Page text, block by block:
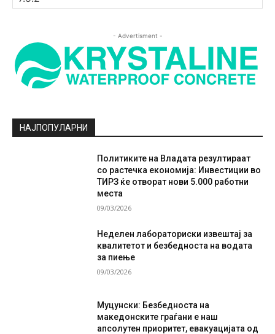
- Advertisment -
НАЈПОПУЛАРНИ
Политиките на Владата резултираат
со растечка економија: Инвестиции во
ТИРЗ ќе отворат нови 5.000 работни
места
09/03/2026
Неделен лабораториски извештај за
квалитетот и безбедноста на водата
за пиење
09/03/2026
Муцунски: Безбедноста на
македонските граѓани е наш
апсолутен приоритет, евакуацијата од